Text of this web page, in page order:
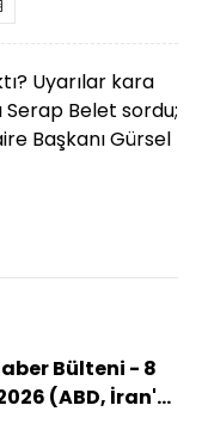
Uyarılar kara
Serap Belet sordu;
Başkanı Gürsel
Bülteni - 8
(ABD, İran'a